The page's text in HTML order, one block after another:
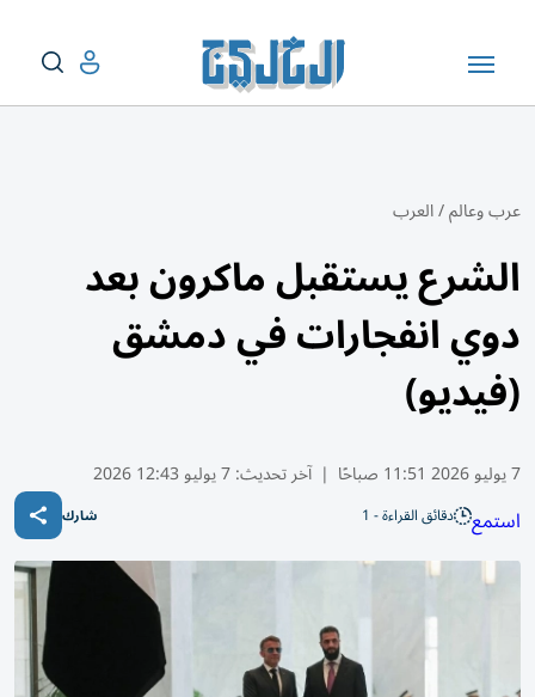
عرب وعالم/العرب
الشرع يستقبل ماكرون بعد
دوي انفجارات في دمشق
(فيديو)
7 يوليو 2026 11:51 صباحًا | آخر تحديث:7 يوليو 12:43 2026
استمع دقائق القراءة - 1 شارك